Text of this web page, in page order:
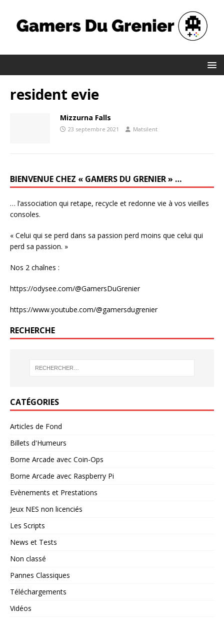
resident evie
Mizzurna Falls
23 septembre 2021 Matsilent
BIENVENUE CHEZ « GAMERS DU GRENIER » …
… l’association qui retape, recycle et redonne vie à vos vieilles
consoles.
« Celui qui se perd dans sa passion perd moins que celui qui
perd sa passion. »
Nos 2 chaînes :
https://odysee.com/@GamersDuGrenier
https://www.youtube.com/@gamersdugrenier
RECHERCHE
CATÉGORIES
Articles de Fond
Billets d'Humeurs
Borne Arcade avec Coin-Ops
Borne Arcade avec Raspberry Pi
Evènements et Prestations
Jeux NES non licenciés
Les Scripts
News et Tests
Non classé
Pannes Classiques
Téléchargements
Vidéos